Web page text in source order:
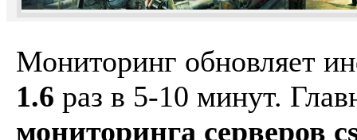
Мониторинг обновляет
1.6 раз в 5-10 минут.
мониторинга серверов